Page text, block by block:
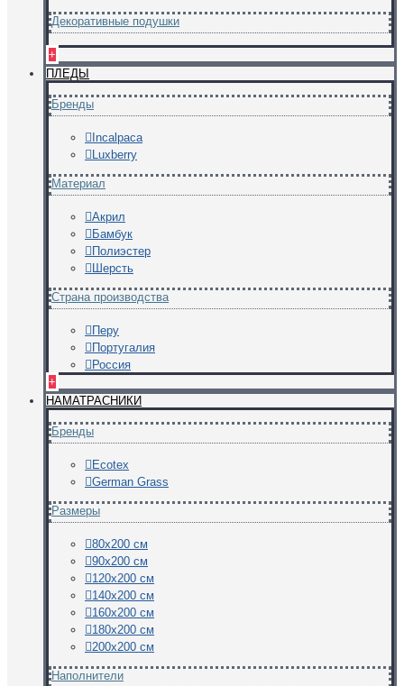
Декоративные подушки
+
ПЛЕДЫ
Бренды
Incalpaca
Luxberry
Материал
Акрил
Бамбук
Полиэстер
Шерсть
Страна производства
Перу
Португалия
Россия
+
НАМАТРАСНИКИ
Бренды
Ecotex
German Grass
Размеры
80х200 см
90х200 см
120х200 см
140х200 см
160х200 см
180х200 см
200х200 см
Наполнители